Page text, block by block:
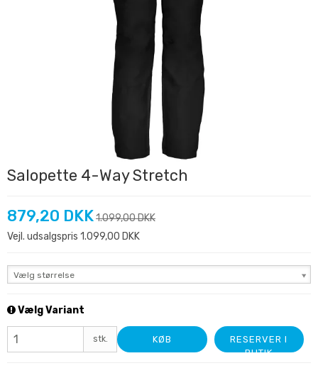
Salopette 4-Way Stretch
879,20 DKK1.099,00 DKK
Vejl. udsalgspris 1.099,00 DKK
Vælg størrelse
Vælg Variant
stk. KØB
RESERVER I
BUTIK